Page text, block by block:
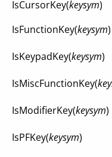
IsCursorKey(keysym)
IsFunctionKey(keysym)
IsKeypadKey(keysym)
IsMiscFunctionKey(
IsModifierKey(keysym)
IsPFKey(keysym)